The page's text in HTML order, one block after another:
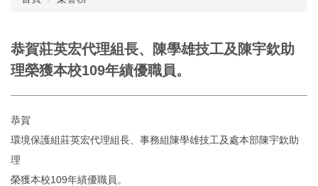
恭賀莊英宏代理組長、陳學雄技工及陳宇欽助
理榮獲本校109年績優職員。
恭賀
環境保護組莊英宏代理組長、事務組陳學雄技工及處本部陳宇欽助
理
榮獲本校109年績優職員。